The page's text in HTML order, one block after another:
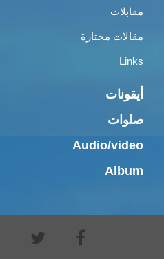
مقابلات
مقالات مختارة
Links
أيقونات
صلوات
Audio/video
Album